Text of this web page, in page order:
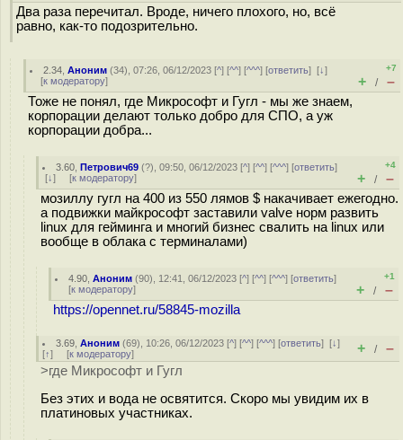
Два раза перечитал. Вроде, ничего плохого, но, всё
равно, как-то подозрительно.
2.34 ,Аноним (34), 07:26, 06/12/2023 [^] [^^] [^^^] [ответить][↓]
[к модератору]
+7
+ / –
Тоже не понял, где Микрософт и Гугл - мы же знаем,
корпорации делают только добро для СПО, а уж
корпорации добра...
3.60 ,Петрович69 (?), 09:50, 06/12/2023 [^] [^^] [^^^] [ответить]
[↓] [к модератору]
+4
+ / –
мозиллу гугл на 400 из 550 лямов $ накачивает ежегодно.
а подвижки майкрософт заставили valve норм развить
linux для гейминга и многий бизнес свалить на linux или
вообще в облака с терминалами)
4.90 ,Аноним (90), 12:41, 06/12/2023 [^] [^^] [^^^] [ответить]
[к модератору]
+1
+ / –
https://opennet.ru/58845-mozilla
3.69 ,Аноним (69), 10:26, 06/12/2023 [^] [^^] [^^^] [ответить][↓]
[↑] [к модератору] + / –
>где Микрософт и Гугл
Без этих и вода не освятится. Скоро мы увидим их в
платиновых участниках.